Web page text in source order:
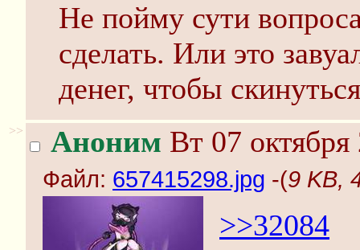
Не пойму сути
сделать. Или это
денег, чтобы
>> Аноним Вт 07
Файл: 657415298.jpg -(9 KB,
>>32084